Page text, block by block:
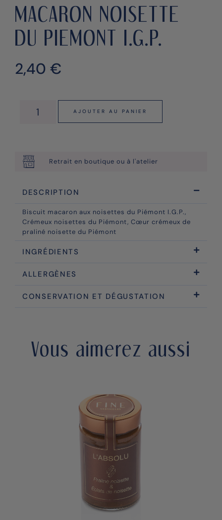
MACARON NOISETTE
DU PIEMONT I.G.P.
2,40 €
AJOUTER AU PANIER
Retrait en boutique ou à l'atelier
DESCRIPTION
Biscuit macaron aux noisettes du Piémont I.G.P.,
Crémeux noisettes du Piémont, Cœur crémeux de
praliné noisette du Piémont
INGRÉDIENTS
ALLERGÈNES
CONSERVATION ET DÉGUSTATION
Vous aimerez aussi